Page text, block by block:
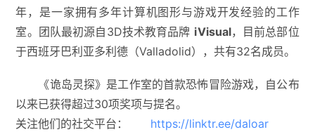
年，是一家拥有多年计算机图形与游戏开发经验的工作
室。团队最初源自3D技术教育品牌 iVisual，目前总部位
于西班牙巴利亚多利德（Valladolid），共有32名成员。
《诡岛灵探》是工作室的首款恐怖冒险游戏，自公布
以来已获得超过30项奖项与提名。
关注他们的社交平台：
https://linktr.ee/daloar